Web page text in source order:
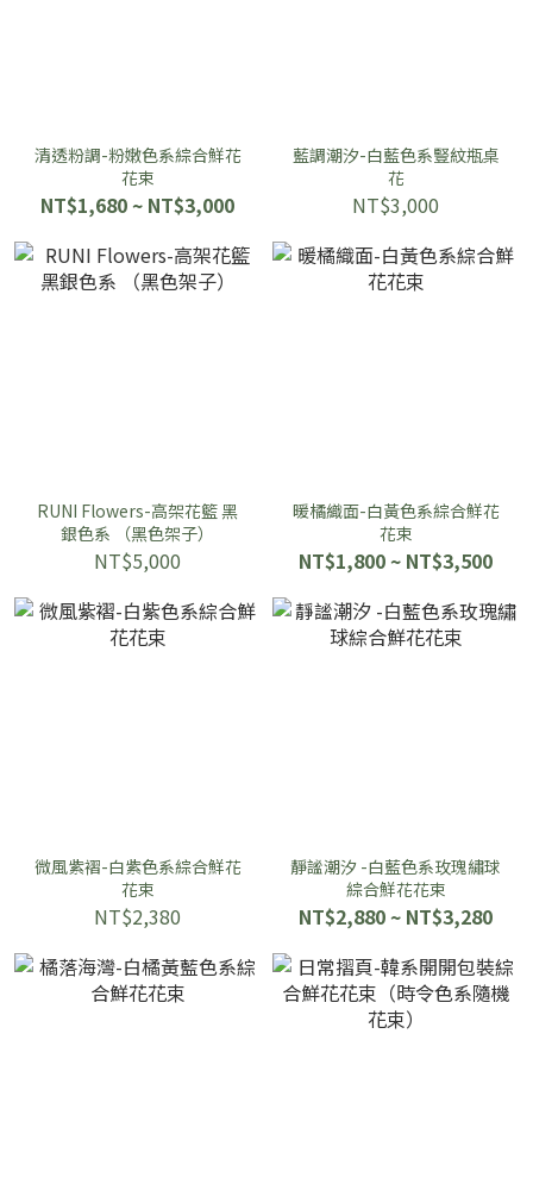
清透粉調-粉嫩色系綜合鮮花
花束
NT$1,680 ~ NT$3,000
藍調潮汐-白藍色系豎紋瓶桌
花
NT$3,000
RUNI Flowers-高架花籃 黑
銀色系 （黑色架子）
NT$5,000
暖橘織面-白黃色系綜合鮮花
花束
NT$1,800 ~ NT$3,500
微風紫褶-白紫色系綜合鮮花
花束
NT$2,380
靜謐潮汐 -白藍色系玫瑰繡球
綜合鮮花花束
NT$2,880 ~ NT$3,280